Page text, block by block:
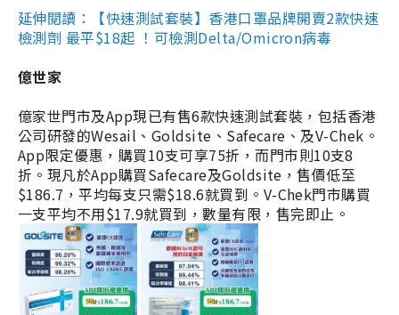
延伸閱讀：【快速測試套裝】香港口罩品牌開賣2款快速
檢測劑 最平$18起 ！可檢測Delta/Omicron病毒
億世家
億家世門市及App現已有售6款快速測試套裝，包括香港
公司研發的Wesail、Goldsite、Safecare、及V-Chek。
App限定優惠，購買10支可享75折，而門市則10支8
折。現凡於App購買Safecare及Goldsite，售價低至
$186.7，平均每支只需$18.6就買到。V-Chek門市購買
一支平均不用$17.9就買到，數量有限，售完即止。